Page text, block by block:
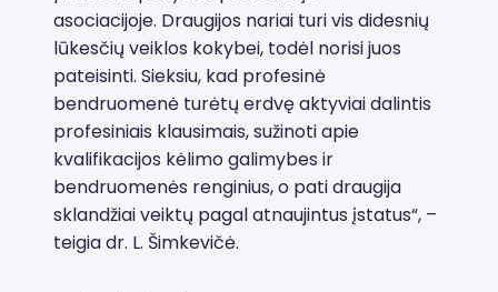
asociacijoje. Draugijos nariai turi vis didesnių
lūkesčių veiklos kokybei, todėl norisi juos
pateisinti. Sieksiu, kad profesinė
bendruomenė turėtų erdvę aktyviai dalintis
profesiniais klausimais, sužinoti apie
kvalifikacijos kėlimo galimybes ir
bendruomenės renginius, o pati draugija
sklandžiai veiktų pagal atnaujintus įstatus“, –
teigia dr. L. Šimkevičė.